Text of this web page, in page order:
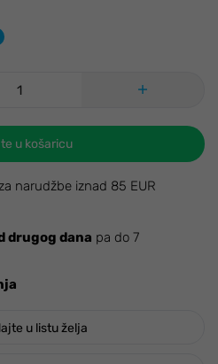
u košaricu
narudžbe iznad 85 EUR
drugog dana pa do 7
u listu želja